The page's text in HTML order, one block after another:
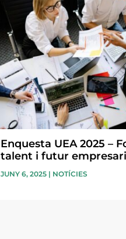
Enquesta UEA 2025 –
talent i futur
JUNY 6, 2025| NOTÍCIES